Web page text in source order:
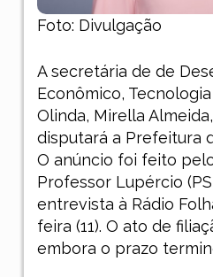
Foto: Divulgação
A secretária de de
Econômico,
Olinda, Mirella
disputará a Prefeitura
O anúncio foi feito
Professor Lupércio
entrevista à Rádio
feira (11). O ato de
embora o prazo